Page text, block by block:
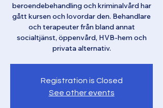
beroendebehandling och kriminalvård har
gått kursen och lovordar den. Behandlare
och terapeuter från bland annat
socialtjänst, öppenvård, HVB-hem och
privata alternativ.
Registration is Closed
See other events